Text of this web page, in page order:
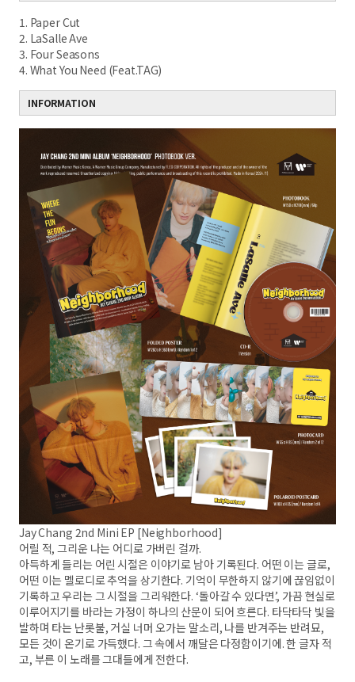
1. Paper Cut
2. LaSalle Ave
3. Four Seasons
4. What You Need (Feat.TAG)
INFORMATION
Jay Chang 2nd Mini EP [Neighborhood]
어릴 적, 그리운 나는 어디로 가버린 걸까.
아득하게 들리는 어린 시절은 이야기로 남아 기록된다. 어떤 이는 글로,
어떤 이는 멜로디로 추억을 상기한다. 기억이 무한하지 않기에 끊임없이
기록하고 우리는 그 시절을 그리워한다. ‘돌아갈 수 있다면.’, 가끔 현실로
이루어지기를 바라는 가정이 하나의 산문이 되어 흐른다. 타닥타닥 빛을
발하며 타는 난롯불, 거실 너머 오가는 말소리, 나를 반겨주는 반려묘,
모든 것이 온기로 가득했다. 그 속에서 깨달은 다정함이기에. 한 글자 적
고, 부른 이 노래를 그대들에게 전한다.